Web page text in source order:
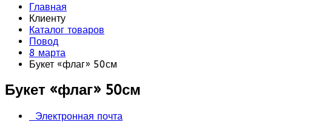
Главная
Клиенту
Каталог товаров
Повод
8 марта
Букет «флаг» 50см
Букет «флаг» 50см
Электронная почта